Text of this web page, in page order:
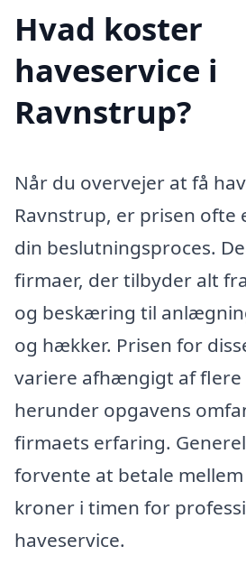
Hvad koster
haveservice i
Ravnstrup?
Når du overvejer at få
Ravnstrup, er prisen ofte
din beslutningsproces.
firmaer, der tilbyder alt
og beskæring til
og hækker. Prisen for
variere afhængigt af flere
herunder opgavens
firmaets erfaring.
forvente at betale mellem
kroner i timen for
haveservice.